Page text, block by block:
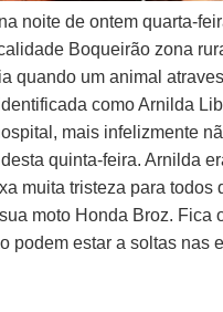
noite de ontem quarta-
Boqueirão zona
quando um animal
como Arnilda
mais infelizmente
quinta-feira. Arnilda
muita tristeza para todos
moto Honda Broz. Fica
podem estar a soltas nas